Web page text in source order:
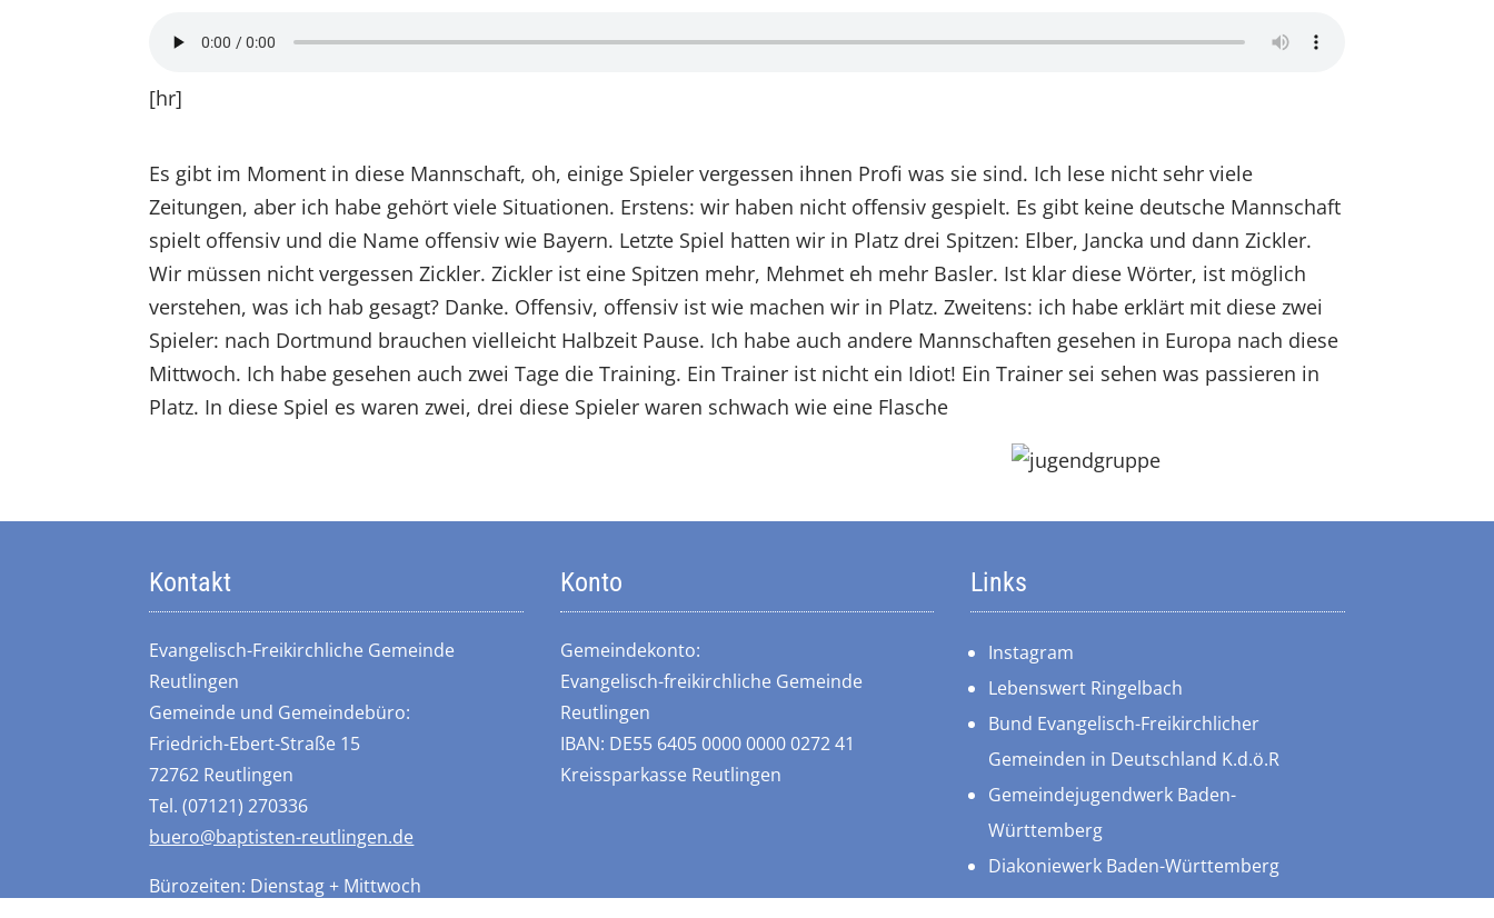
[hr]
Es gibt im Moment in diese Mannschaft, oh, einige Spieler vergessen ihnen Profi was sie sind. Ich lese nicht sehr viele
Zeitungen, aber ich habe gehört viele Situationen. Erstens: wir haben nicht offensiv gespielt. Es gibt keine deutsche Mannschaft
spielt offensiv und die Name offensiv wie Bayern. Letzte Spiel hatten wir in Platz drei Spitzen: Elber, Jancka und dann Zickler.
Wir müssen nicht vergessen Zickler. Zickler ist eine Spitzen mehr, Mehmet eh mehr Basler. Ist klar diese Wörter, ist möglich
verstehen, was ich hab gesagt? Danke. Offensiv, offensiv ist wie machen wir in Platz. Zweitens: ich habe erklärt mit diese zwei
Spieler: nach Dortmund brauchen vielleicht Halbzeit Pause. Ich habe auch andere Mannschaften gesehen in Europa nach diese
Mittwoch. Ich habe gesehen auch zwei Tage die Training. Ein Trainer ist nicht ein Idiot! Ein Trainer sei sehen was passieren in
Platz. In diese Spiel es waren zwei, drei diese Spieler waren schwach wie eine Flasche
Kontakt
Evangelisch-Freikirchliche Gemeinde
Reutlingen
Gemeinde und Gemeindebüro:
Friedrich-Ebert-Straße 15
72762 Reutlingen
Tel. (07121) 270336
buero@baptisten-reutlingen.de
Bürozeiten: Dienstag + Mittwoch
Konto
Gemeindekonto:
Evangelisch-freikirchliche Gemeinde
Reutlingen
IBAN: DE55 6405 0000 0000 0272 41
Kreissparkasse Reutlingen
Links
Instagram
Lebenswert Ringelbach
Bund Evangelisch-Freikirchlicher
Gemeinden in Deutschland K.d.ö.R
Gemeindejugendwerk Baden-
Württemberg
Diakoniewerk Baden-Württemberg